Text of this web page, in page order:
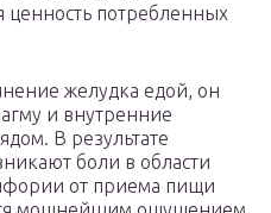
ценность потребленных
желудка едой, он
и внутренние
В результате
боли в области
от приема пищи